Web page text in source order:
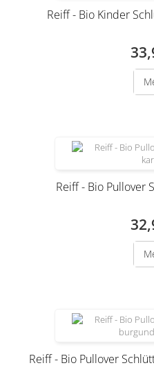
Reiff - Bio Kinder
Reiff - Bio Pullover
Reiff - Bio Pullover